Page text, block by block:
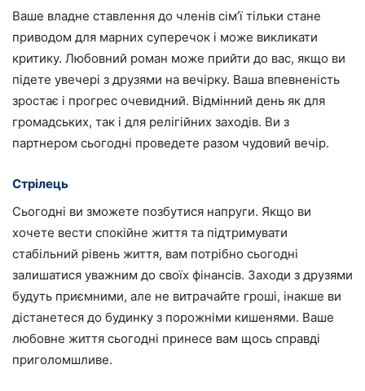
Ваше владне ставлення до членів сім’ї тільки стане
приводом для марних суперечок і може викликати
критику. Любовний роман може прийти до вас, якщо ви
підете увечері з друзями на вечірку. Ваша впевненість
зростає і прогрес очевидний. Відмінний день як для
громадських, так і для релігійних заходів. Ви з
партнером сьогодні проведете разом чудовий вечір.
Стрілець
Сьогодні ви зможете позбутися напруги. Якщо ви
хочете вести спокійне життя та підтримувати
стабільний рівень життя, вам потрібно сьогодні
залишатися уважним до своїх фінансів. Заходи з друзями
будуть приємними, але не витрачайте гроші, інакше ви
дістанетеся до будинку з порожніми кишенями. Ваше
любовне життя сьогодні принесе вам щось справді
приголомшливе.